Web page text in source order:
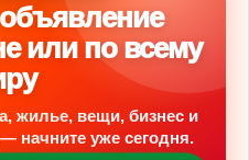
или по всему
жилье, вещи, бизнес и
начните уже сегодня.